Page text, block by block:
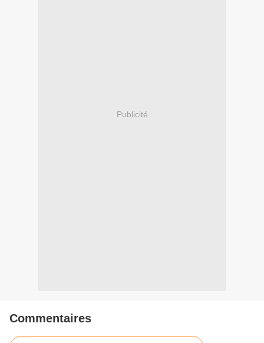
Publicité
Commentaires